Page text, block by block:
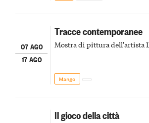
07 AGO
17 AGO
Tracce contemporanee
Mostra di pittura dell'artista
Mango
Il gioco della città